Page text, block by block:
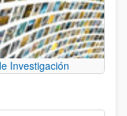
Investigación